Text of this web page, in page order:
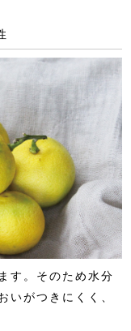
す。そのため水分
いがつきにくく、